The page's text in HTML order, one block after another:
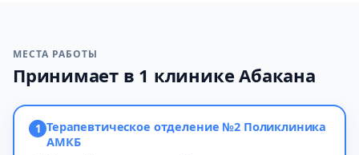
МЕСТА РАБОТЫ
Принимает в 1 клинике Абакана
1 Терапевтическое отделение №2 Поликлиника
АМКБ